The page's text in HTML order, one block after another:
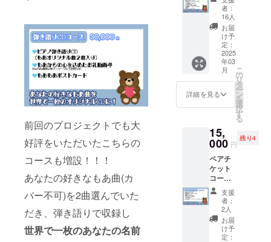
前回のプロジェクトでも大
好評をいただいたこちらの
コースも増設！！！
あなたの好きなもあ曲(カ
バー不可)を2曲選んでいた
だき、弾き語りで収録し
世界で一枚のあなたの名前
お礼動
画は
2024年
11月ご
ろメッ
セージ
にてお
届け。
ケット
画像は
メッ
セージ
にてお
届け予
定。
セージ
でお知
らせを
お願い
いたし
ます。
その場
合、備
考欄に
はお名
ます。
※お礼動
2024年
11月ご
ろメッ
セージ
にてお
届け。
もあポ
スト
カード
・「黒
いおも
ひで」
「白い
おもひ
で」
ジャ
イル便
を利用
しメッ
セージ
にてお
届け）
・ アル
バムに
ネーム
記さい
（黒白
両方) ・
からの
心を込
めたお
礼動画
（YouT
ube限定
urlを
メッ
セージ
にてお
知ら
せ） ・
おもひ
で」と
「白い
おもひ
で」ア
ルバム
・ もあ
もあポ
スト
カード
・「黒
いおも
者：
16人
お届
け予
定：
2025
年03
月
詳細を見る
こ
の
リ
タ
ー
ン
を
選
択
す
る
15,
000 円
残り4
ペアチ
ケット
コース
・もあ
からの
心を込
めたお
礼動画
（YouT
支援
者：
2人
お届
け予
定：